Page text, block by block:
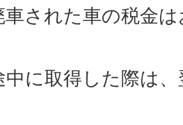
車された車の税金
中に取得した際は